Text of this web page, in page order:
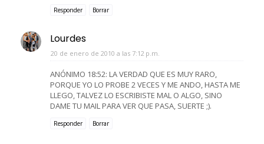
Responder Borrar
Lourdes
20 de enero de 2010 a las 7:12 p.m.
ANÓNIMO 18:52: LA VERDAD QUE ES MUY RARO,
PORQUE YO LO PROBE 2 VECES Y ME ANDO, HASTA ME
LLEGO, TALVEZ LO ESCRIBISTE MAL O ALGO, SINO
DAME TU MAIL PARA VER QUE PASA, SUERTE ;).
Responder Borrar